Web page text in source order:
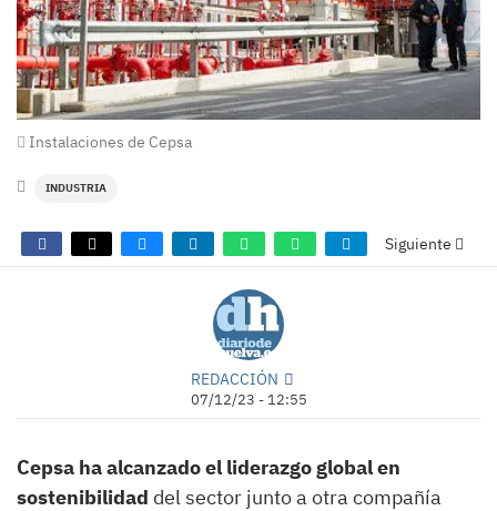
Instalaciones de Cepsa
INDUSTRIA
Siguiente
REDACCIÓN
07/12/23 - 12:55
Cepsa ha alcanzado el liderazgo global en
sostenibilidad del sector junto a otra compañía